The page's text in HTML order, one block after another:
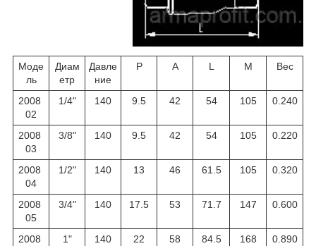
Моде
ль
Диам
етр
Давле
ние
P A L M Вес
2008
02
1/4" 140 9.5 42 54 105 0.240
2008
03
3/8" 140 9.5 42 54 105 0.220
2008
04
1/2" 140 13 46 61.5 105 0.320
2008
05
3/4" 140 17.5 53 71.7 147 0.600
2008 1" 140 22 58 84.5 168 0.890